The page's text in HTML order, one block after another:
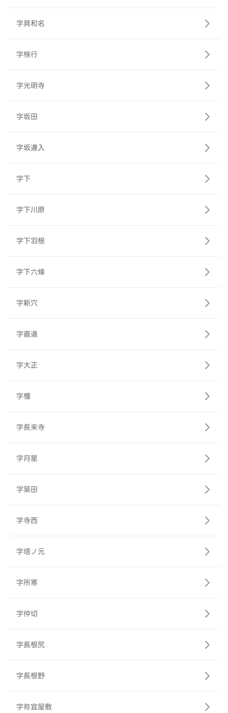
字具和名
字検行
字光明寺
字坂田
字坂違入
字下
字下川原
字下羽根
字下六條
字新穴
字直道
字大正
字檀
字長来寺
字月星
字築田
字寺西
字塔ノ元
字所寒
字仲切
字長根尻
字長根野
字祢宜屋敷